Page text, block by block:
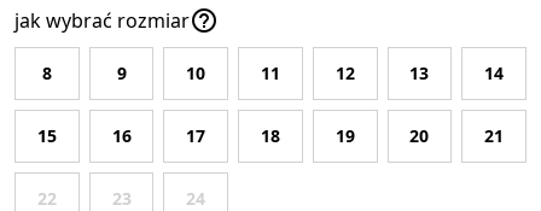
jak wybrać rozmiar
8 9 10 11 12 13 14
15 16 17 18 19 20 21
22 23 24